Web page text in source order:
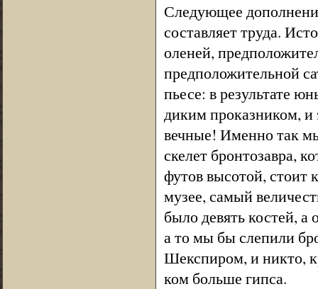
Следующее
составляет труда.
оленей,
предположительной
пьесе: в результате
диким проказником, и
вечные! Именно так
скелет бронтозавра,
футов высотой, стоит
музее, самый
было девять костей,
а то мы бы слепили
Шекспиром, и никто,
ком больше гипса.